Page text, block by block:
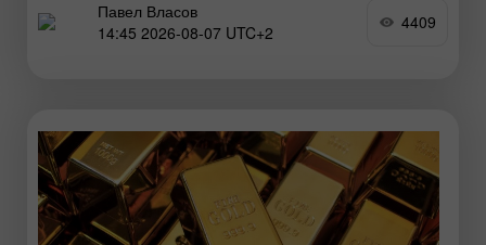
свидетельствуют данные Бюро статистики труда.
Уровень безработицы
Павел Власов
14:45 2026-08-07 UTC+2
4409